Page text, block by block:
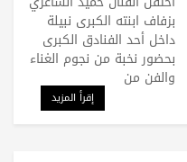
وحماقي
بزفاف ابنته الكبرى نبيلة
داخل أحد الفنادق الكبرى
بحضور نخبة من نجوم الغناء
والفن من
إقرأ المزيد